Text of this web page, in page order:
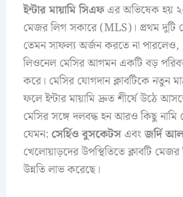
ইন্টার মায়ামি সিএফএর অভিষেক হয়
মেজর লিগ সকারে (MLS)। প্রথম দুটি
তেমন সাফল্য অর্জন করতে না
লিওনেল মেসির আগমন একটি বড়
করে। মেসির যোগদান ক্লাবটিকে নতুন
ফলে ইন্টার মায়ামি দ্রুত শীর্ষে উঠে
মেসির সঙ্গে দলবদ্ধ হন আরও কিছু
যেমন: সের্হিও বুসকেটসএবংজর্দি
খেলোয়াড়দের উপস্থিতিতে ক্লাবটি
উন্নতি লাভ করেছে।